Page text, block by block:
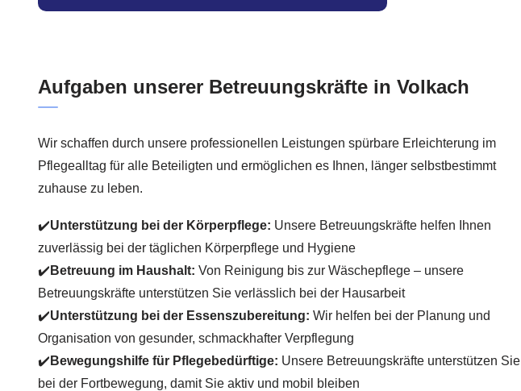
Aufgaben unserer Betreuungskräfte in Volkach
Wir schaffen durch unsere professionellen Leistungen spürbare Erleichterung im
Pflegealltag für alle Beteiligten und ermöglichen es Ihnen, länger selbstbestimmt
zuhause zu leben.
✔️Unterstützung bei der Körperpflege: Unsere Betreuungskräfte helfen Ihnen
zuverlässig bei der täglichen Körperpflege und Hygiene
✔️ Betreuung im Haushalt: Von Reinigung bis zur Wäschepflege – unsere
Betreuungskräfte unterstützen Sie verlässlich bei der Hausarbeit
✔️Unterstützung bei der Essenszubereitung: Wir helfen bei der Planung und
Organisation von gesunder, schmackhafter Verpflegung
✔️ Bewegungshilfe für Pflegebedürftige: Unsere Betreuungskräfte unterstützen Sie
bei der Fortbewegung, damit Sie aktiv und mobil bleiben